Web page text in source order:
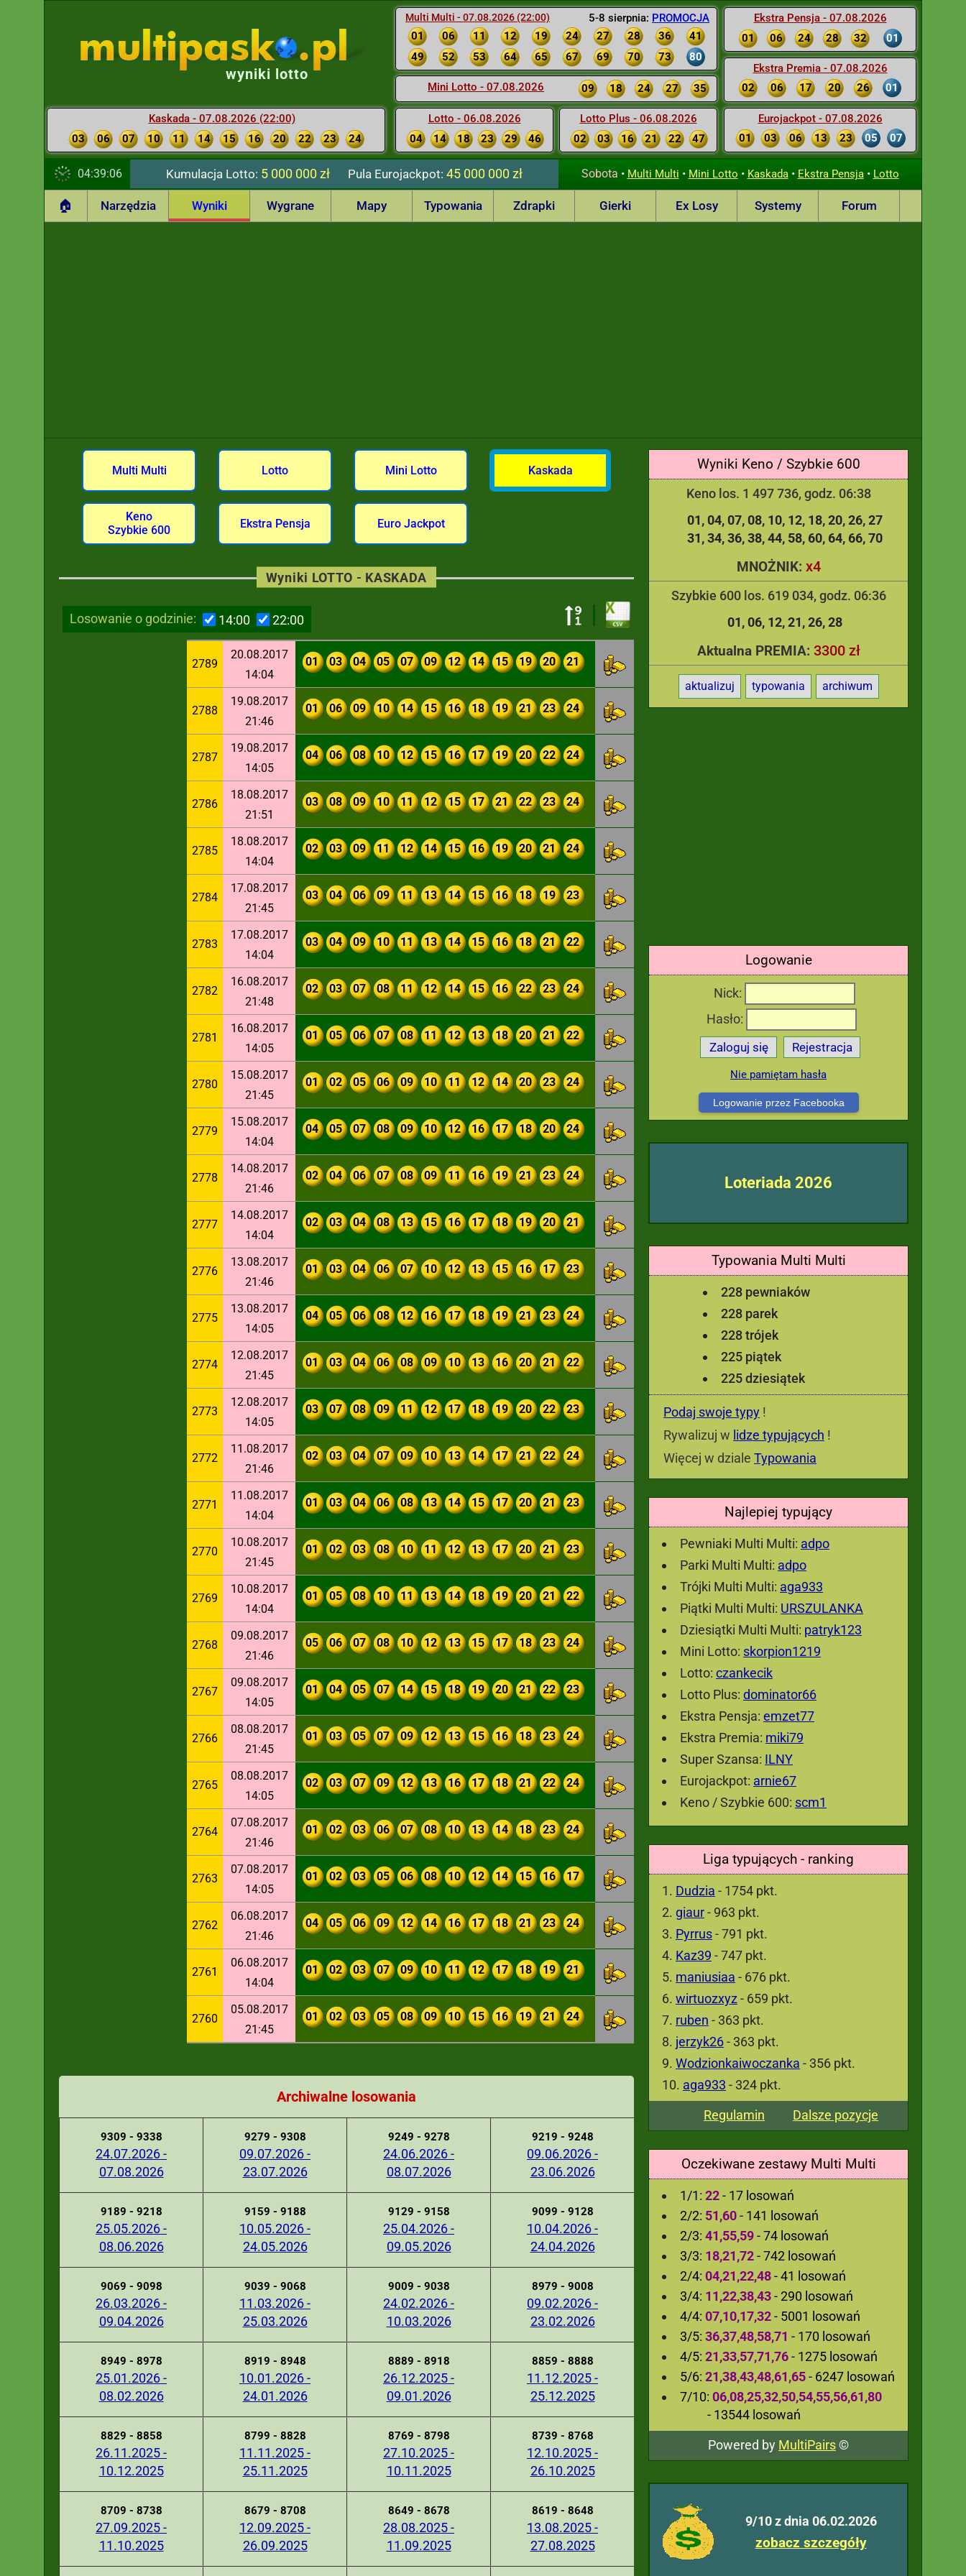
5-8 sierpnia: PROMOCJA
Multi Multi - 07.08.2026 (22:00)
01 06 11 12 19 24 27 28 36
41
49
52 53 64 65 67 69 70 73 80
Mini Lotto - 07.08.2026 09 18 24 27 35
Lotto - 06.08.2026
04
14 18 23 29 46
Lotto Plus - 06.08.2026
02
03 16 21 22 47
Ekstra Pensja - 07.08.2026
01
06 24 28 32 01
Ekstra Premia - 07.08.2026
02
06 17 20 26 01
Eurojackpot - 07.08.2026
01
03 06 13 23 05 07
wyniki lotto
Kaskada - 07.08.2026 (22:00)
03
06 07 10 11 14 15 16 20 22 23 24
04:39:07 Kumulacja Lotto: 5 000 000 zł PulaEurojackpot: 45 000 000 zł Sobota • Multi Multi • Mini Lotto • Kaskada• Ekstra Pensja• Lotto
🏠 Narzędzia Wyniki Wygrane Mapy Typowania Zdrapki Gierki Ex Losy Systemy Forum
Wyniki Keno / Szybkie 600
Keno los. 1 497 736, godz. 06:38
01 04 07 08 10 12 18 20 26 27
31 34 36 38 44 58 60 64 66 70
MNOŻNIK: x4
Szybkie 600 los. 619 034, godz. 06:36
01 06 12 21 26 28
Aktualna PREMIA: 3300 zł
aktualizuj typowania archiwum
Logowanie
Nick:
Hasło:
Zaloguj się Rejestracja
Nie pamiętam hasła
Logowanie przez Facebooka
Loteriada 2026
Typowania Multi Multi
228 pewniaków
228 parek
228 trójek
225 piątek
225 dziesiątek
Podaj swoje typy !
Rywalizuj w lidze typujących !
Więcej w dziale Typowania
Najlepiej typujący
Pewniaki Multi Multi: adpo
Parki Multi Multi: adpo
Trójki Multi Multi: aga933
Piątki Multi Multi: URSZULANKA
Dziesiątki Multi Multi: patryk123
Mini Lotto: skorpion1219
Lotto: czankecik
Lotto Plus: dominator66
Ekstra Pensja: emzet77
Ekstra Premia: miki79
Super Szansa: ILNY
Eurojackpot: arnie67
Keno / Szybkie 600: scm1
Liga typujących - ranking
Dudzia - 1754 pkt.
giaur- 963 pkt.
Pyrrus- 791 pkt.
Kaz39 - 747 pkt.
maniusiaa - 676 pkt.
wirtuozxyz - 659 pkt.
ruben - 363 pkt.
jerzyk26- 363 pkt.
Wodzionkaiwoczanka - 356 pkt.
aga933 - 324 pkt.
Regulamin
Dalsze pozycje
Oczekiwane zestawy Multi Multi
1/1: 22- 17 losowań
2/2: 51,60- 141 losowań
2/3: 41,55,59- 74 losowań
3/3: 18,21,72- 742 losowań
2/4: 04,21,22,48- 41 losowań
3/4: 11,22,38,43- 290 losowań
4/4: 07,10,17,32- 5001 losowań
3/5: 36,37,48,58,71 - 170 losowań
4/5: 21,33,57,71,76- 1275 losowań
5/6: 21,38,43,48,61,65- 6247 losowań
7/10: 06,08,25,32,50,54,55,56,61,80
- 13544 losowań
Powered by MultiPairs©
9/10 z dnia 06.02.2026
zobacz szczegóły
Multi Multi Lotto Mini Lotto Kaskada
Keno
Szybkie 600
Ekstra Pensja Euro Jackpot
Losowanie o godzinie: 14:00 22:00
Wyniki LOTTO - KASKADA
2789
20.08.2017
14:04
01 03 04 05 07 09 12 14 15 19 20 21
2788
19.08.2017
21:46
01 06 09 10 14 15 16 18 19 21 23 24
2787
19.08.2017
14:05
04 06 08 10 12 15 16 17 19 20 22 24
2786
18.08.2017
21:51
03 08 09 10 11 12 15 17 21 22 23 24
2785
18.08.2017
14:04
02 03 09 11 12 14 15 16 19 20 21 24
2784
17.08.2017
21:45
03 04 06 09 11 13 14 15 16 18 19 23
2783
17.08.2017
14:04
03 04 09 10 11 13 14 15 16 18 21 22
2782
16.08.2017
21:48
02 03 07 08 11 12 14 15 16 22 23 24
2781
16.08.2017
14:05
01 05 06 07 08 11 12 13 18 20 21 22
2780
15.08.2017
21:45
01 02 05 06 09 10 11 12 14 20 23 24
2779
15.08.2017
14:04
04 05 07 08 09 10 12 16 17 18 20 24
2778
14.08.2017
21:46
02 04 06 07 08 09 11 16 19 21 23 24
2777
14.08.2017
14:04
02 03 04 08 13 15 16 17 18 19 20 21
2776
13.08.2017
21:46
01 03 04 06 07 10 12 13 15 16 17 23
2775
13.08.2017
14:05
04 05 06 08 12 16 17 18 19 21 23 24
2774
12.08.2017
21:45
01 03 04 06 08 09 10 13 16 20 21 22
2773
12.08.2017
14:05
03 07 08 09 11 12 17 18 19 20 22 23
2772
11.08.2017
21:46
02 03 04 07 09 10 13 14 17 21 22 24
2771
11.08.2017
14:04
01 03 04 06 08 13 14 15 17 20 21 23
2770
10.08.2017
21:45
01 02 03 08 10 11 12 13 17 20 21 23
2769
10.08.2017
14:04
01 05 08 10 11 13 14 18 19 20 21 22
2768
09.08.2017
21:46
05 06 07 08 10 12 13 15 17 18 23 24
2767
09.08.2017
14:05
01 04 05 07 14 15 18 19 20 21 22 23
2766
08.08.2017
21:45
01 03 05 07 09 12 13 15 16 18 23 24
2765
08.08.2017
14:05
02 03 07 09 12 13 16 17 18 21 22 24
2764
07.08.2017
21:46
01 02 03 06 07 08 10 13 14 18 23 24
2763
07.08.2017
14:05
01 02 03 05 06 08 10 12 14 15 16 17
2762
06.08.2017
21:46
04 05 06 09 12 14 16 17 18 21 23 24
2761
06.08.2017
14:04
01 02 03 07 09 10 11 12 17 18 19 21
2760
05.08.2017
21:45
01 02 03 05 08 09 10 15 16 19 21 24
Archiwalne losowania
9309 - 9338
24.07.2026 -
07.08.2026
9279 - 9308
09.07.2026 -
23.07.2026
9249 - 9278
24.06.2026 -
08.07.2026
9219 - 9248
09.06.2026 -
23.06.2026
9189 - 9218
25.05.2026 -
08.06.2026
9159 - 9188
10.05.2026 -
24.05.2026
9129 - 9158
25.04.2026 -
09.05.2026
9099 - 9128
10.04.2026 -
24.04.2026
9069 - 9098
26.03.2026 -
09.04.2026
9039 - 9068
11.03.2026 -
25.03.2026
9009 - 9038
24.02.2026 -
10.03.2026
8979 - 9008
09.02.2026 -
23.02.2026
8949 - 8978
25.01.2026 -
08.02.2026
8919 - 8948
10.01.2026 -
24.01.2026
8889 - 8918
26.12.2025 -
09.01.2026
8859 - 8888
11.12.2025 -
25.12.2025
8829 - 8858
26.11.2025 -
10.12.2025
8799 - 8828
11.11.2025 -
25.11.2025
8769 - 8798
27.10.2025 -
10.11.2025
8739 - 8768
12.10.2025 -
26.10.2025
8709 - 8738
27.09.2025 -
11.10.2025
8679 - 8708
12.09.2025 -
26.09.2025
8649 - 8678
28.08.2025 -
11.09.2025
8619 - 8648
13.08.2025 -
27.08.2025